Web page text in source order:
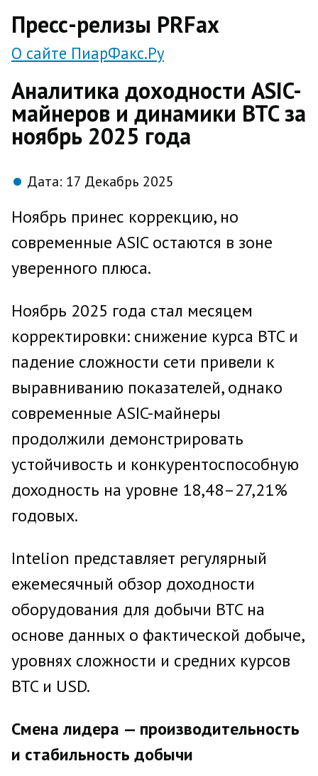
Пресс-релизы PRFax
О сайте ПиарФакс.Ру
Аналитика доходности ASIC-
майнеров и динамики BTC за
ноябрь 2025 года
Дата: 17 Декабрь 2025
Ноябрь принес коррекцию, но
современные ASIC остаются в зоне
уверенного плюса.
Ноябрь 2025 года стал месяцем
корректировки: снижение курса BTC и
падение сложности сети привели к
выравниванию показателей, однако
современные ASIC-майнеры
продолжили демонстрировать
устойчивость и конкурентоспособную
доходность на уровне 18,48–27,21%
годовых.
Intelion представляет регулярный
ежемесячный обзор доходности
оборудования для добычи BTC на
основе данных о фактической добыче,
уровнях сложности и средних курсов
BTC и USD.
Смена лидера — производительность
и стабильность добычи